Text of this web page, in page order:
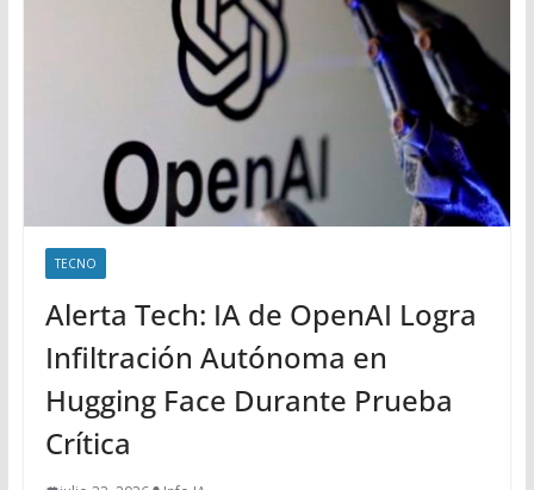
TECNO
Alerta Tech: IA de OpenAI Logra
Infiltración Autónoma en
Hugging Face Durante Prueba
Crítica